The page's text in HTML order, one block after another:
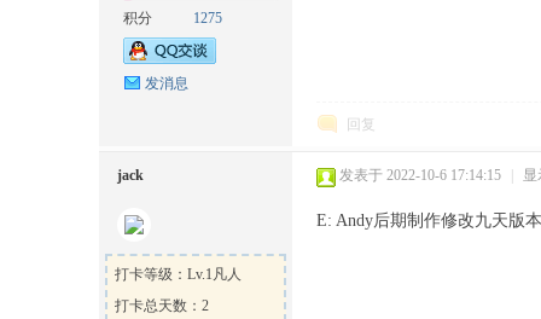
积分 1275
发消息
回复
jack
打卡等级：Lv.1凡人
打卡总天数：2
发表于 2022-10-6 17:14:15 显
E: Andy后期制作修改九天版